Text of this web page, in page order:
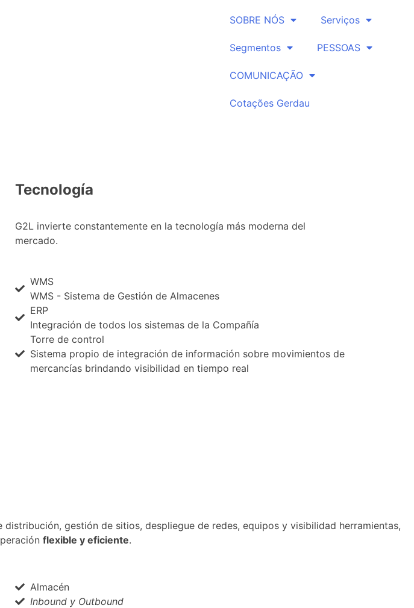
SOBRE NÓS Serviços
Segmentos PESSOAS
COMUNICAÇÃO
Cotações Gerdau
Tecnología
G2L invierte constantemente en la tecnología más moderna del
mercado.
WMS
WMS - Sistema de Gestión de Almacenes
ERP
Integración de todos los sistemas de la Compañía
Torre de control
Sistema propio de integración de información sobre movimientos de
mercancías brindando visibilidad en tiempo real
distribución, gestión de sitios, despliegue de redes, equipos y visibilidad herramientas,
flexible y eficiente.
Almacén
Inbound y Outbound